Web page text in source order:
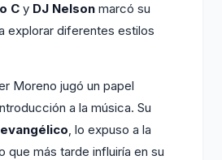
C y DJ Nelson marcó su
explorar diferentes estilos
Moreno jugó un papel
a la música. Su
, lo expuso a la
que más tarde influiría en su